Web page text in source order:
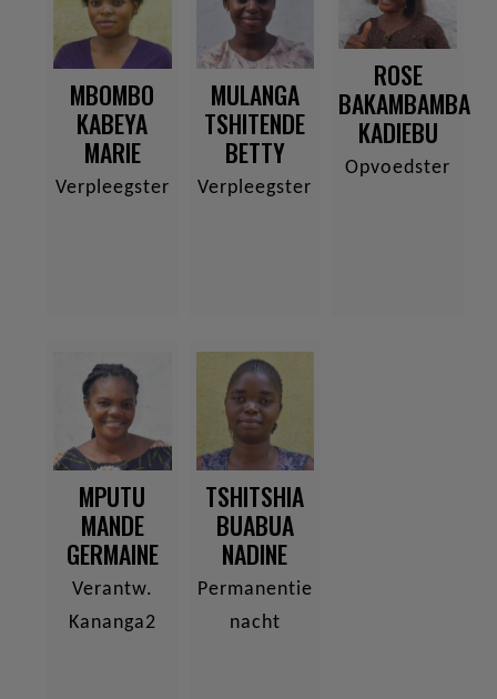
MBOMBO
KABEYA
MARIE
Verpleegster
MULANGA
TSHITENDE
BETTY
Verpleegster
ROSE
BAKAMBAMBA
KADIEBU
Opvoedster
MPUTU
MANDE
GERMAINE
Verantw.
Kananga2
TSHITSHIA
BUABUA
NADINE
Permanentie
nacht